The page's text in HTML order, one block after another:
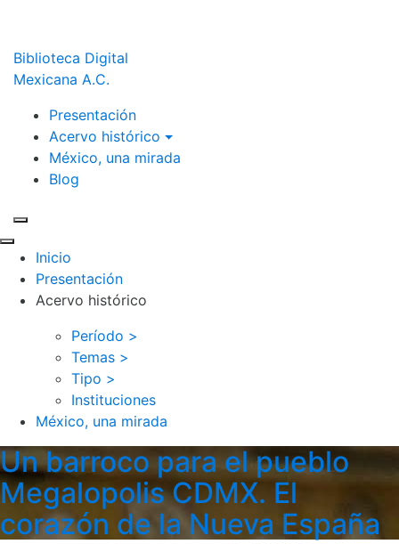
Biblioteca Digital
Mexicana A.C.
Presentación
Acervo histórico
México, una mirada
Blog
Inicio
Presentación
Acervo histórico
Período >
Temas >
Tipo >
Instituciones
México, una mirada
Un barroco para el pueblo
Megalopolis CDMX. El
corazón de la Nueva España